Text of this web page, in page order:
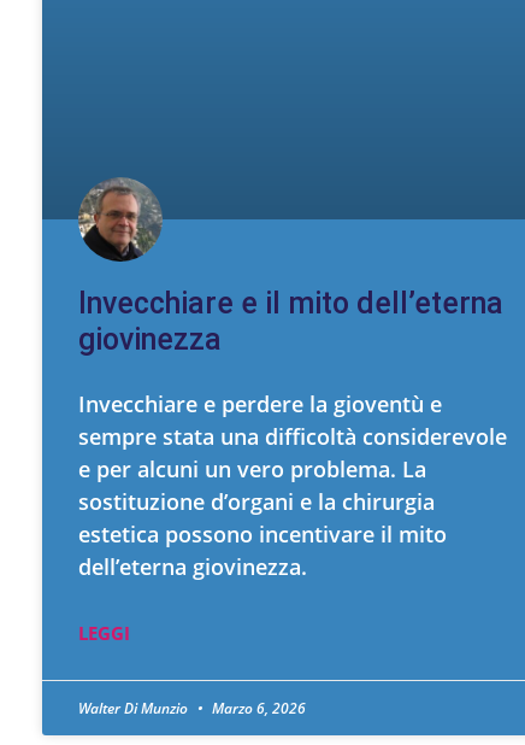
Invecchiare e il mito dell’eterna
giovinezza
Invecchiare e perdere la gioventù e
sempre stata una difficoltà considerevole
e per alcuni un vero problema. La
sostituzione d’organi e la chirurgia
estetica possono incentivare il mito
dell’eterna giovinezza.
LEGGI
Walter Di Munzio Marzo 6, 2026